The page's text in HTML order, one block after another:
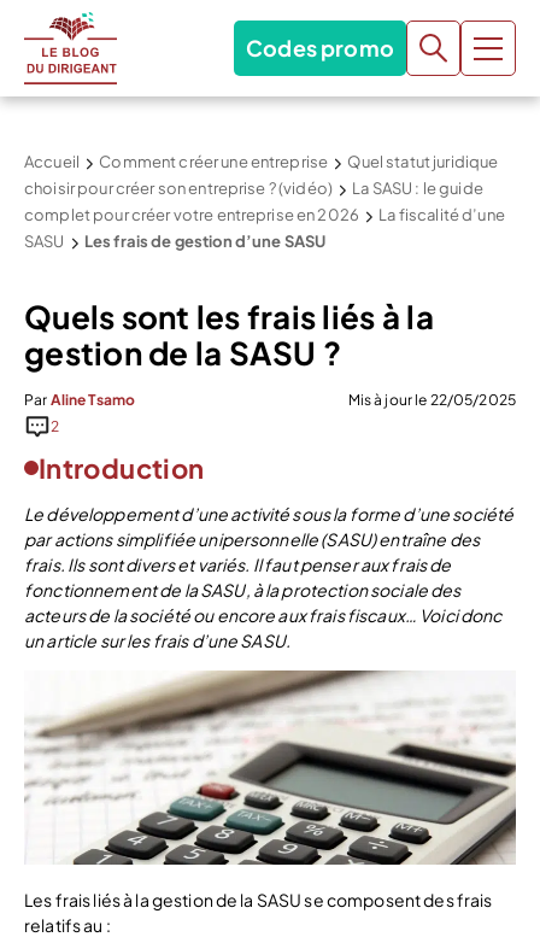
Codes promo
Accueil Comment créer une entreprise
Quel statut juridique
choisir pour créer son entreprise ? (vidéo)
La SASU : le guide
complet pour créer votre entreprise en 2026
La fiscalité d’une
SASU
Les frais de gestion d’une SASU
Quels sont les frais liés à la
gestion de la SASU ?
Par Aline Tsamo
Mis à jour le 22/05/2025
2
Introduction
Le développement d’une activité sous la forme d’une société
par actions simplifiée unipersonnelle (SASU) entraîne des
frais. Ils sont divers et variés. Il faut penser aux frais de
fonctionnement de la SASU, à la protection sociale des
acteurs de la société ou encore aux frais fiscaux… Voici donc
un article sur les frais d’une SASU.
Les frais liés à la gestion de la SASU se composent des frais
relatifs au :